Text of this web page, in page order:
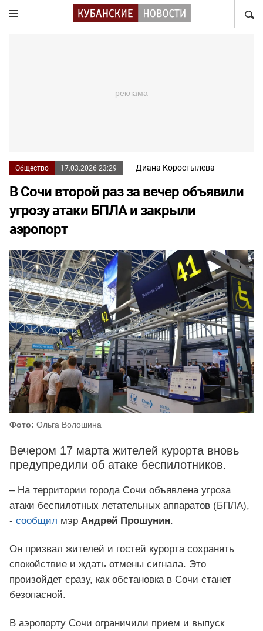
Общество 17.03.2026 23:29 Диана Коростылева
В Сочи второй раз за вечер объявили
угрозу атаки БПЛА и закрыли
аэропорт
Фото: Ольга Волошина
Вечером 17 марта жителей курорта вновь
предупредили об атаке беспилотников.
– На территории города Сочи объявлена угроза
атаки беспилотных летательных аппаратов (БПЛА),
- сообщил мэр Андрей Прошунин.
Он призвал жителей и гостей курорта сохранять
спокойствие и ждать отмены сигнала. Это
произойдет сразу, как обстановка в Сочи станет
безопасной.
В аэропорту Сочи ограничили прием и выпуск